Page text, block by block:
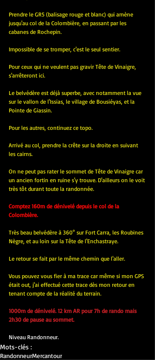
Prendre le GR5 (balisage rouge et blanc) qui amène
jusqu'au col de la Colombière, en passant par les
cabanes de Rochepin.
Impossible de se tromper, c'est le seul sentier.
Pour ceux qui ne veulent pas gravir Tête de Vinaigre,
s'arrêteront ici.
Le belvédère est déjà superbe, avec notamment la vue
sur le vallon de l'Issias, le village de Bousiéyas, et la
Pointe de Giassin.
Pour les autres, continuez ce topo.
Arrivé au col, prendre la crête sur la droite en suivant
les cairns.
On ne peut pas rater le sommet de Tête de Vinaigre car
un ancien fortin en ruine s'y trouve. D'ailleurs on le voit
très tôt durant toute la randonnée.
Comptez 160m de dénivelé depuis le col de la
Colombière.
Très beau belvédère à 360° sur Fort Carra, les Roubines
Nègre, et au loin sur la Tête de l'Enchastraye.
Le retour se fait par le même chemin que l'aller.
Vous pouvez vous fier à ma trace car même si mon GPS
était out, j'ai effectué cette trace dès mon retour en
tenant compte de la réalité du terrain.
1000m de dénivelé. 12 km AR pour 7h de rando mais
2h30 de pause au sommet.
Niveau Randonneur.
Mots-clés :
RandonneurMercantour